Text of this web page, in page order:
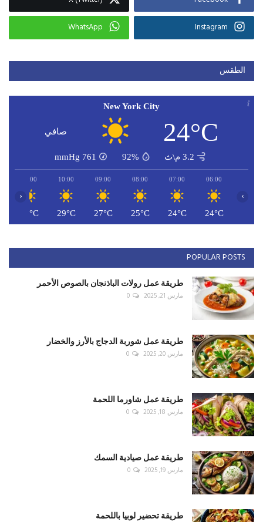
Instagram
WhatsApp
الطقس
New York City
24°C صافي
3.2 م\ث 92%
761
mmHg
06:00
24°C
07:00
24°C
08:00
25°C
09:00
27°C
10:00
29°C
11:00
30°C
‹ ›
POPULAR POSTS
طريقة عمل رولات الباذنجان بالصوص الأحمر
مارس 21, 2025 0
طريقة عمل شوربة الدجاج بالأرز والخضار
مارس 20, 2025 0
طريقة عمل شاورما اللحمة
مارس 18, 2025 0
طريقة عمل صيادية السمك
مارس 19, 2025 0
طريقة تحضير لوبيا باللحمة